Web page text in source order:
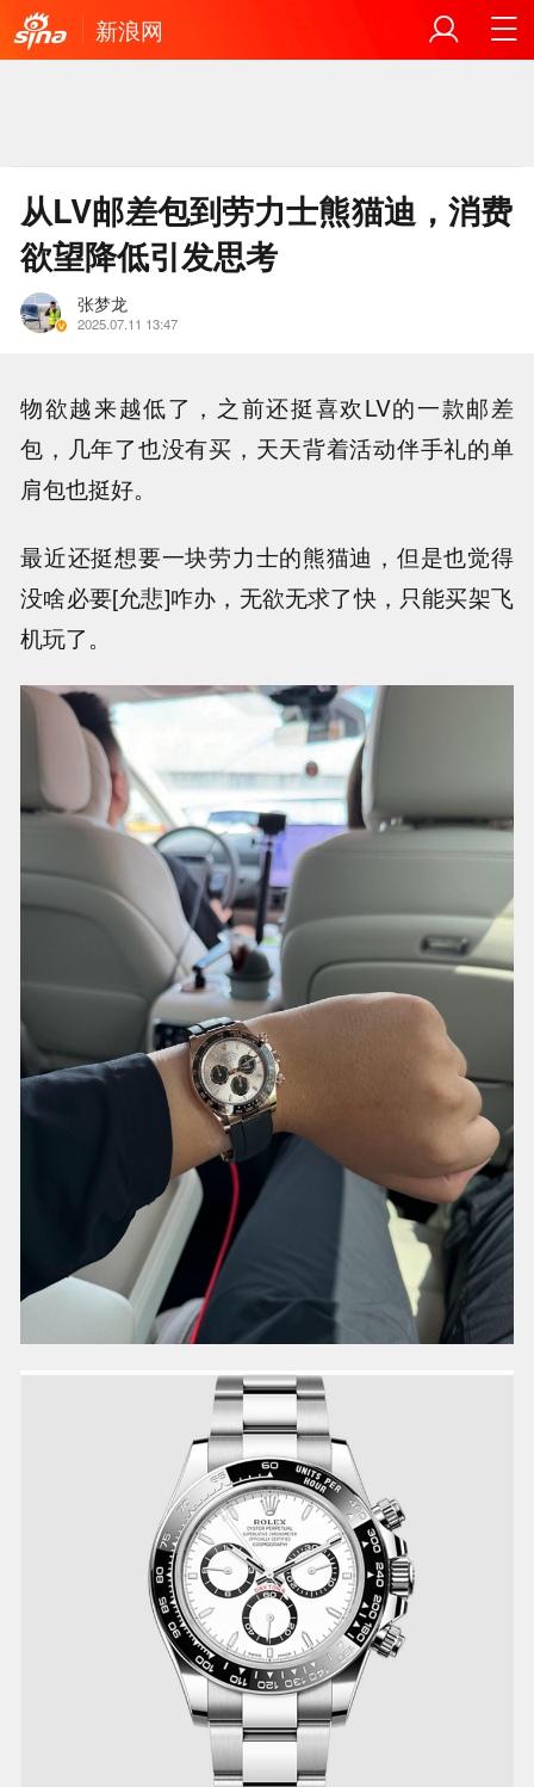
新浪网
从LV邮差包到劳力士熊猫迪，消费
欲望降低引发思考
张梦龙
2025.07.11 13:47
物欲越来越低了，之前还挺喜欢LV的一款邮差
包，几年了也没有买，天天背着活动伴手礼的单
肩包也挺好。
最近还挺想要一块劳力士的熊猫迪，但是也觉得
没啥必要[允悲]咋办，无欲无求了快，只能买架飞
机玩了。